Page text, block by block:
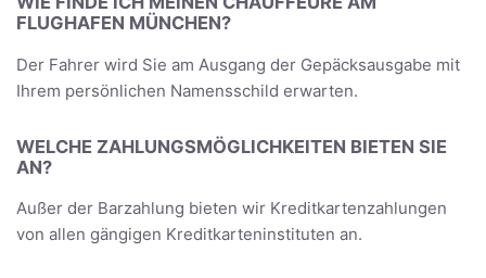
FLUGHAFEN MÜNCHEN?
Der Fahrer wird Sie am Ausgang der Gepäcksausgabe mit
Ihrem persönlichen Namensschild erwarten.
WELCHE ZAHLUNGSMÖGLICHKEITEN BIETEN SIE
AN?
Außer der Barzahlung bieten wir Kreditkartenzahlungen
von allen gängigen Kreditkarteninstituten an.